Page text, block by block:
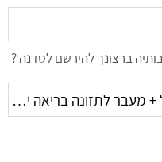
ברצונך להירשם לסדנה ?